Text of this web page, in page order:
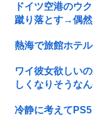
ドイツ空港のウ
蹴り落とす→偶
熱海で旅館ホテ
ワイ彼女欲しい
しくなりそうな
冷静に考えて